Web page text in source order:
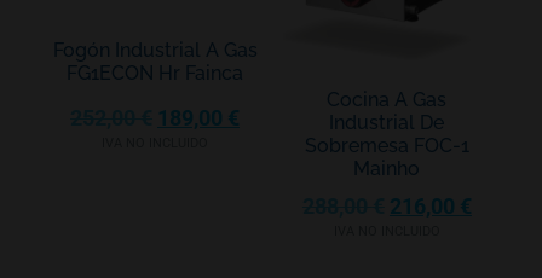
Fogón Industrial A Gas
FG1ECON Hr Fainca
189,00 €
Cocina A Gas
Industrial De
Sobremesa FOC-1
Mainho
216,00 €